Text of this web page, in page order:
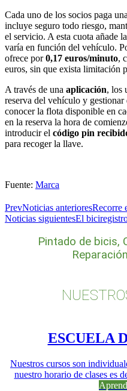
Cada uno de los socios paga una
incluye seguro todo riesgo,
el servicio. A esta cuota añade
varía en función del vehículo.
ofrece por0,17 euros/minuto,
euros, sin que exista limitación
A través de una aplicación, los
reserva del vehículo y
conocer la flota disponible en
en la reserva la hora de
introducir el código pin
para recoger la llave.
Fuente: Marca
PrevNoticias anterioresRecorre
Noticias siguientesEl
Pintado de bicis,
ESCUELA
Nuestros cursos son
nuestro horario de clases es